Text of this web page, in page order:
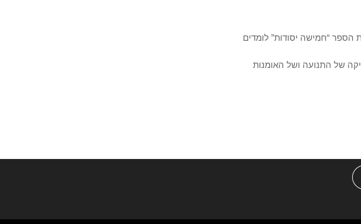
של התנועה ושל האומנות